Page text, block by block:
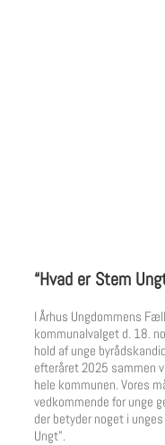
“Hvad er Stem
I Århus Ungdommens
kommunalvalget d. 18.
hold af unge
efteråret 2025 sammen
hele kommunen. Vores
vedkommende for unge
der betyder noget i
Ungt”.